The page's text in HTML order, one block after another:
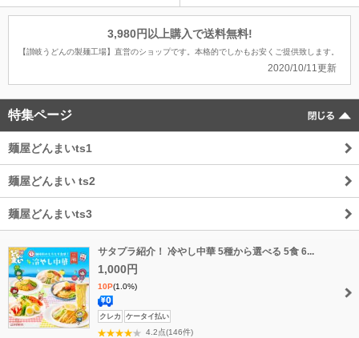
3,980円以上購入で送料無料!
【讃岐うどんの製麺工場】直営のショップです。本格的でしかもお安くご提供致します。
2020/10/11更新
特集ページ
麺屋どんまいts1
麺屋どんまい ts2
麺屋どんまいts3
サタプラ紹介！ 冷やし中華 5種から選べる 5食 6...
1,000円
10P(1.0%)
送
料
クレカ ケータイ払い
4.2点(146件)